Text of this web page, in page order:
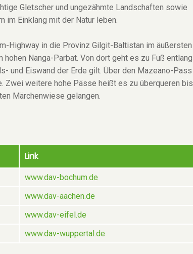
Gletscher und ungezähmte Landschaften sowie
im Einklang mit der Natur leben.
Highway in die Provinz Gilgit-Baltistan im äußersten
Nanga-Parbat. Von dort geht es zu Fuß entlang
und Eiswand der Erde gilt. Über den Mazeano-Pass
Zwei weitere hohe Pässe heißt es zu überqueren bis
Märchenwiese gelangen.
Link
www.dav-bochum.de
www.dav-aachen.de
www.dav-eifel.de
www.dav-wuppertal.de